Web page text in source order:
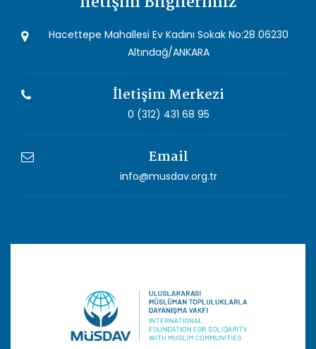
Hacettepe Mahallesi Ev Kadını Sokak No:28 06230
Altındağ/ANKARA
İletişim Merkezi
0 (312) 431 68 95
Email
info@musdav.org.tr